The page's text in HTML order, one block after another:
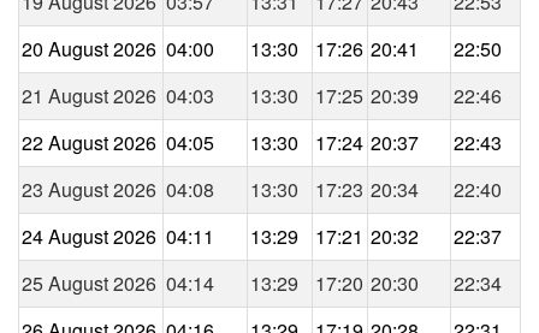
20 August 2026 04:00 13:30 17:26 20:41
22:50
21 August 2026 04:03 13:30 17:25 20:39
22:46
22 August 2026 04:05 13:30 17:24 20:37
22:43
23 August 2026 04:08 13:30 17:23 20:34
22:40
24 August 2026 04:11 13:29 17:21 20:32
22:37
25 August 2026 04:14 13:29 17:20 20:30
22:34